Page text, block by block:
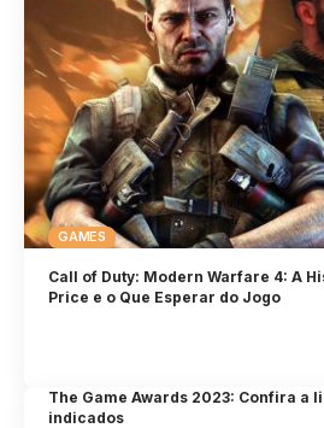
GAMES
Call of Duty: Modern Warfare 4: A
Price e o Que Esperar do Jogo
The Game Awards 2023: Confira a
indicados